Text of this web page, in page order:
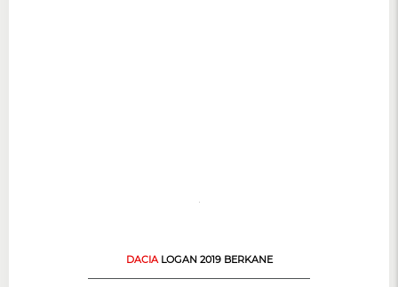
DACIALOGAN 2019 BERKANE